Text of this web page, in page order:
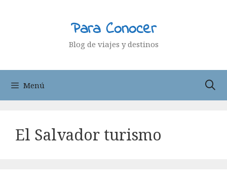
Para Conocer
Blog de viajes y destinos
Menú
El Salvador turismo